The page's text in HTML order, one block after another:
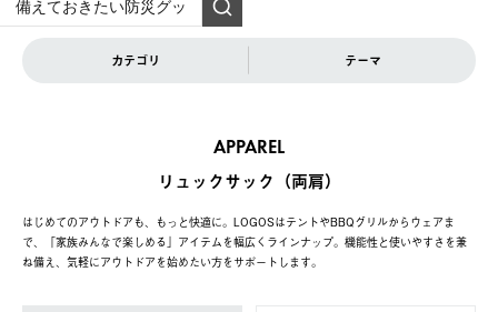
カテゴリ テーマ
APPAREL
リュックサック（両肩）
はじめてのアウトドアも、もっと快適に。LOGOSはテントやBBQグリルからウェアま
で、「家族みんなで楽しめる」アイテムを幅広くラインナップ。機能性と使いやすさを兼
ね備え、気軽にアウトドアを始めたい方をサポートします。